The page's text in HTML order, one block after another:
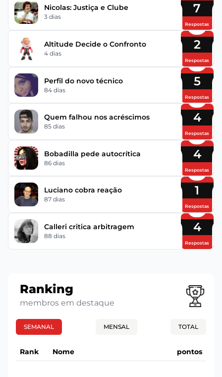
Nicolas: Justiça e Clube
3 dias
7
Respostas
Altitude Decide o Confronto
4 dias
2
Respostas
Perfil do novo técnico
84 dias
5
Respostas
Quem falhou nos acréscimos
85 dias
4
Respostas
Bobadilla pede autocrítica
86 dias
4
Respostas
Luciano cobra reação
87 dias
1
Respostas
Calleri critica arbitragem
88 dias
4
Respostas
Ranking
membros em destaque
SEMANAL MENSAL TOTAL
Rank Nome pontos